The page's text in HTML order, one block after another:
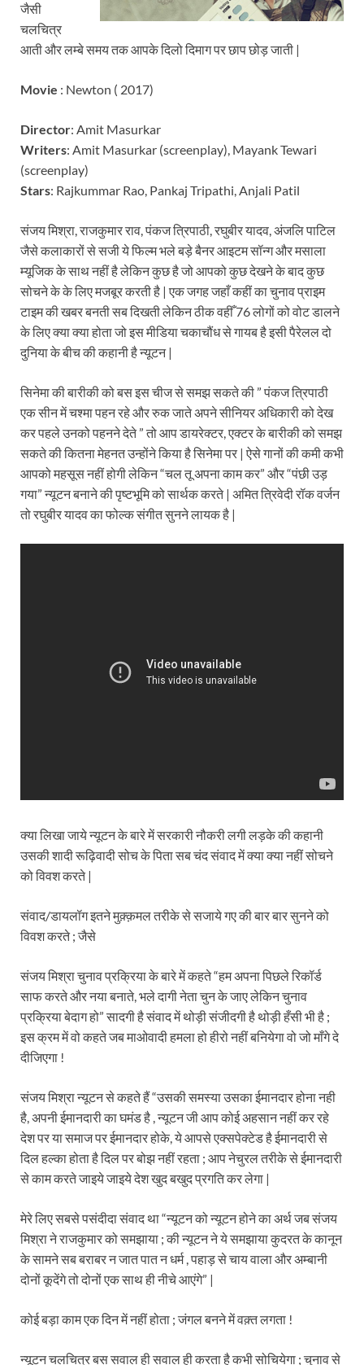
जैसी
चलचित्र
आती और लम्बे समय तक आपके दिलो दिमाग पर छाप छोड़ जाती |
Movie : Newton ( 2017)
Director: Amit Masurkar
Writers: Amit Masurkar (screenplay), Mayank Tewari
(screenplay)
Stars: Rajkummar Rao, Pankaj Tripathi, Anjali Patil
संजय मिश्रा, राजकुमार राव, पंकज त्रिपाठी, रघुबीर यादव, अंजलि पाटिल
जैसे कलाकारों से सजी ये फिल्म भले बड़े बैनर आइटम सॉन्ग और मसाला
म्यूजिक के साथ नहीं है लेकिन कुछ है जो आपको कुछ देखने के बाद कुछ
सोचने के के लिए मजबूर करती है | एक जगह जहाँ कहीं का चुनाव प्राइम
टाइम की खबर बनती सब दिखती लेकिन ठीक वहीँ 76 लोगों को वोट डालने
के लिए क्या क्या होता जो इस मीडिया चकाचौंध से गायब है इसी पैरेलल दो
दुनिया के बीच की कहानी है न्यूटन |
सिनेमा की बारीकी को बस इस चीज से समझ सकते की ” पंकज त्रिपाठी
एक सीन में चश्मा पहन रहे और रुक जाते अपने सीनियर अधिकारी को देख
कर पहले उनको पहनने देते ” तो आप डायरेक्टर, एक्टर के बारीकी को समझ
सकते की कितना मेहनत उन्होंने किया है सिनेमा पर | ऐसे गानों की कमी कभी
आपको महसूस नहीं होगी लेकिन “चल तू अपना काम कर” और “पंछी उड़
गया” न्यूटन बनाने की पृष्टभूमि को सार्थक करते | अमित त्रिवेदी रॉक वर्जन
तो रघुबीर यादव का फोल्क संगीत सुनने लायक है |
क्या लिखा जाये न्यूटन के बारे में सरकारी नौकरी लगी लड़के की कहानी
उसकी शादी रूढ़िवादी सोच के पिता सब चंद संवाद में क्या क्या नहीं सोचने
को विवश करते |
संवाद/डायलॉग इतने मुक़्क़मल तरीके से सजाये गए की बार बार सुनने को
विवश करते ; जैसे
संजय मिश्रा चुनाव प्रक्रिया के बारे में कहते “हम अपना पिछले रिकॉर्ड
साफ करते और नया बनाते, भले दागी नेता चुन के जाए लेकिन चुनाव
प्रक्रिया बेदाग हो” सादगी है संवाद में थोड़ी संजीदगी है थोड़ी हँसी भी है ;
इस क्रम में वो कहते जब माओवादी हमला हो हीरो नहीं बनियेगा वो जो माँगे दे
दीजिएगा !
संजय मिश्रा न्यूटन से कहते हैं “उसकी समस्या उसका ईमानदार होना नही
है, अपनी ईमानदारी का घमंड है , न्यूटन जी आप कोई अहसान नहीं कर रहे
देश पर या समाज पर ईमानदार होके, ये आपसे एक्सपेक्टेड है ईमानदारी से
दिल हल्का होता है दिल पर बोझ नहीं रहता ; आप नेचुरल तरीके से ईमानदारी
से काम करते जाइये जाइये देश खुद बखुद प्रगति कर लेगा |
मेरे लिए सबसे पसंदीदा संवाद था “न्यूटन को न्यूटन होने का अर्थ जब संजय
मिश्रा ने राजकुमार को समझाया ; की न्यूटन ने ये समझाया कुदरत के कानून
के सामने सब बराबर न जात पात न धर्म , पहाड़ से चाय वाला और अम्बानी
दोनों कूदेंगे तो दोनों एक साथ ही नीचे आएंगे” |
कोई बड़ा काम एक दिन में नहीं होता ; जंगल बनने में वक़्त लगता !
न्यूटन चलचित्र बस सवाल ही सवाल ही करता है कभी सोचियेगा ; चुनाव से